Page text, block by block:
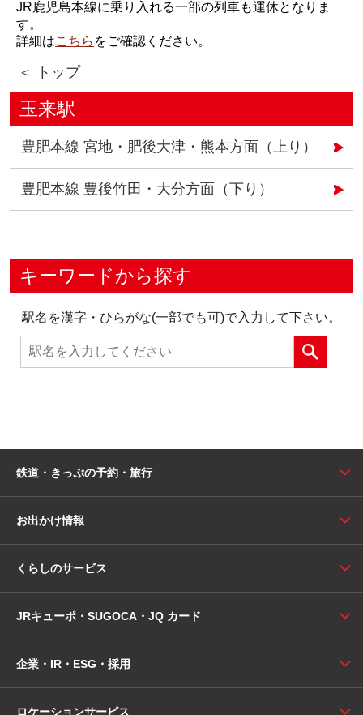
JR鹿児島本線に乗り入れる一部の列車も運休となりま
す。
詳細はこちら をご確認ください。
＜ トップ
玉来駅
豊肥本線 宮地・肥後大津・熊本方面（上り）
豊肥本線 豊後竹田・大分方面（下り）
キーワードから探す
駅名を漢字・ひらがな(一部でも可)で入力して下さい。
鉄道・きっぷの予約・旅行
お出かけ情報
くらしのサービス
JRキューポ・SUGOCA・JQ カード
企業・IR・ESG・採用
ロケーションサービス